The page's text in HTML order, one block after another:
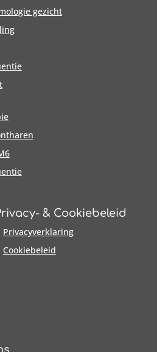
gezicht
& Cookiebeleid
Privacyverklaring
Cookiebeleid